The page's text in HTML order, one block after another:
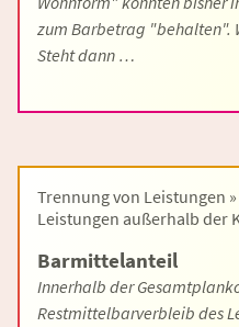
zum Barbetrag "behalten".
Steht dann …
Trennung von Leistungen
Leistungen außerhalb der
Barmittelanteil
Innerhalb der
Restmittelbarverbleib des